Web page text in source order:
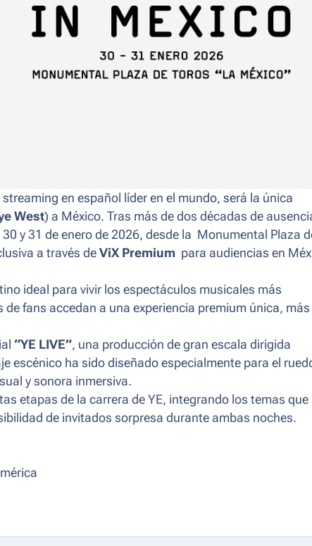
streaming en español líder en el mundo, será la única
West) a México. Tras más de dos décadas de
y 31 de enero de 2026, desde la Monumental Plaza
a través de ViX Premium para audiencias en
ideal para vivir los espectáculos musicales más
fans accedan a una experiencia premium única, más
“YE LIVE”, una producción de gran escala dirigida
escénico ha sido diseñado especialmente para el
y sonora inmersiva.
etapas de la carrera de YE, integrando los temas que
de invitados sorpresa durante ambas noches.